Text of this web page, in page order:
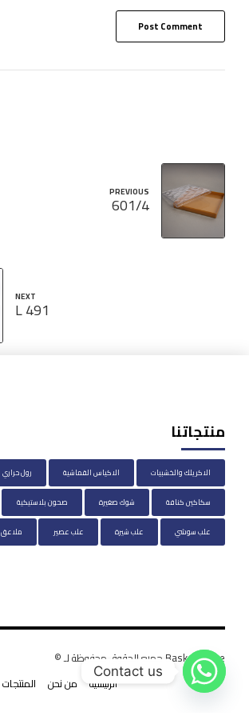
Post Comment
PREVIOUS
601/4
NEXT
491 L
منتجاتنا
الاكريلك والخشبيات الاكياس القماشية رول حراري
سكاكين كنافة شوك صغيرة صحون بلاستيكية
علب سوشي علب شيرة علب عصير ملاعق
BasketHouse جميع الحقوق محفوظة لـ ©
الرئيسية
من نحن المنتجات
Contact us